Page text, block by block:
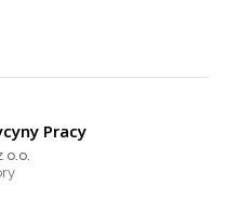
Pracy
o.o.